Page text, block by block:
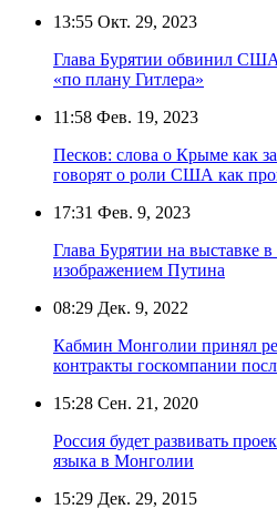
13:55 Окт. 29, 2023
Глава Бурятии обвинил
«по плану Гитлера»
11:58 Фев. 19, 2023
Песков: слова о Крыме как
говорят о роли США как
17:31 Фев. 9, 2023
Глава Бурятии на выставке
изображением Путина
08:29 Дек. 9, 2022
Кабмин Монголии принял
контракты госкомпании
15:28 Сен. 21, 2020
Россия будет развивать
языка в Монголии
15:29 Дек. 29, 2015